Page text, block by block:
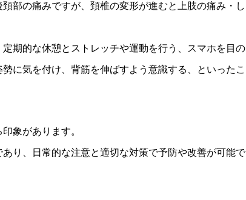
部の痛みですが、頚椎の変形が進むと上肢の痛み・し
期的な休憩とストレッチや運動を行う、スマホを目の
に気を付け、背筋を伸ばすよう意識する、といったこ
象があります。
り、日常的な注意と適切な対策で予防や改善が可能で